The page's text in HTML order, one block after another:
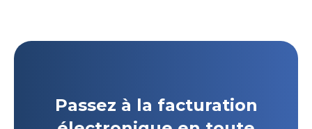
Passez à la facturation